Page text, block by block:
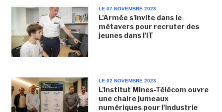
LE 07 NOVEMBRE 2023
L'Armée s'invite dans le
métavers pour recruter des
jeunes dans l'IT
LE 02 NOVEMBRE 2023
L'Institut Mines-Télécom ouvre
une chaire jumeaux
numériques pour l'industrie